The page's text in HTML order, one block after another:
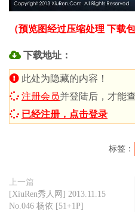
（预览图经过压缩处理 下载
下载地址：
此处为隐藏的内容！
注册会员并登陆后，才能
已经注册，点击登录
标签：
上一篇
[XiuRen秀人网] 2013.11.15
No.046 杨依 [51+1P]